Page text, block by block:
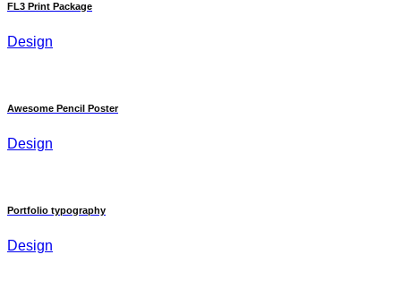
FL3 Print Package
Design
Awesome Pencil Poster
Design
Portfolio typography
Design